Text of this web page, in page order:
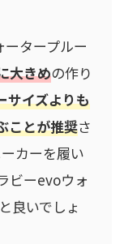
タープルー
大きめの作り
サイズよりも
ことが推奨さ
カーを履い
ビーevoウォ
良いでしょ